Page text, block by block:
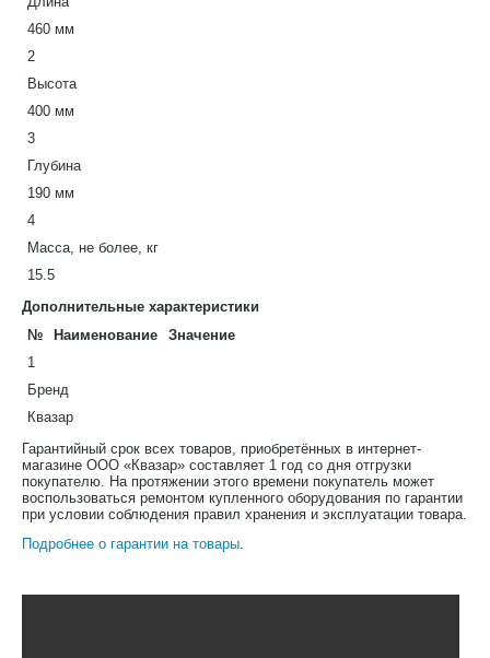
460 мм
2
Высота
400 мм
3
Глубина
190 мм
4
Масса, не более, кг
15.5
Дополнительные характеристики
№
Наименование
Значение
1
Бренд
Квазар
Гарантийный срок всех товаров, приобретённых в интернет-
магазине ООО «Квазар» составляет 1 год со дня отгрузки
покупателю. На протяжении этого времени покупатель может
воспользоваться ремонтом купленного оборудования по гарантии
при условии соблюдения правил хранения и эксплуатации товара.
Подробнее о гарантии на товары.